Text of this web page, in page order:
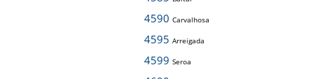
4590 Carvalhosa
4595 Arreigada
4599 Seroa